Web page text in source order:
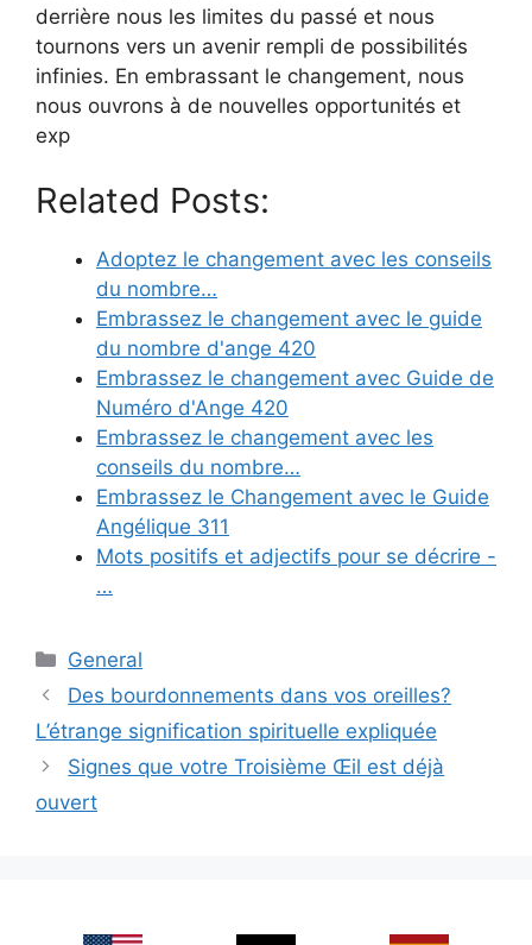
derrière nous les limites du passé et nous
tournons vers un avenir rempli de possibilités
infinies. En embrassant le changement, nous
nous ouvrons à de nouvelles opportunités et
exp
Related Posts:
Adoptez le changement avec les conseils
du nombre…
Embrassez le changement avec le guide
du nombre d'ange 420
Embrassez le changement avec Guide de
Numéro d'Ange 420
Embrassez le changement avec les
conseils du nombre…
Embrassez le Changement avec le Guide
Angélique 311
Mots positifs et adjectifs pour se décrire -
…
Categories
General
Des bourdonnements dans vos oreilles?
L’étrange signification spirituelle expliquée
Signes que votre Troisième Œil est déjà
ouvert